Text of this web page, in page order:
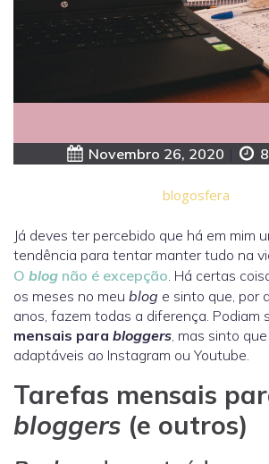
Novembro 26, 2020
blogosfera
Já deves ter percebido que há em mim
tendência para tentar manter tudo na
O blog não é excepção. Há certas
os meses no meu blog e sinto que, por
anos, fazem todas a diferença. Podiam
mensais para bloggers, mas sinto
adaptáveis ao Instagram ou Youtube.
Tarefas mensais
bloggers (e outros)